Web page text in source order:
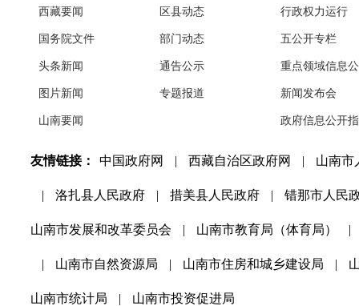
西藏要闻
国务院文件
头条新闻
图片新闻
山南要闻
区县动态
部门动态
通告公示
专题报道
行政权力运行
五公开专栏
重点领域信息
新闻发布会
政府信息公开
友情链接： 中国政府网 | 西藏自治区政府网 | 山南市
| 洛扎县人民政府 | 措美县人民政府 | 错那市人民
山南市发展和改革委员会 | 山南市教育局（体育局） |
| 山南市自然资源局 | 山南市住房和城乡建设局 |
山南市统计局 | 山南市投资促进局